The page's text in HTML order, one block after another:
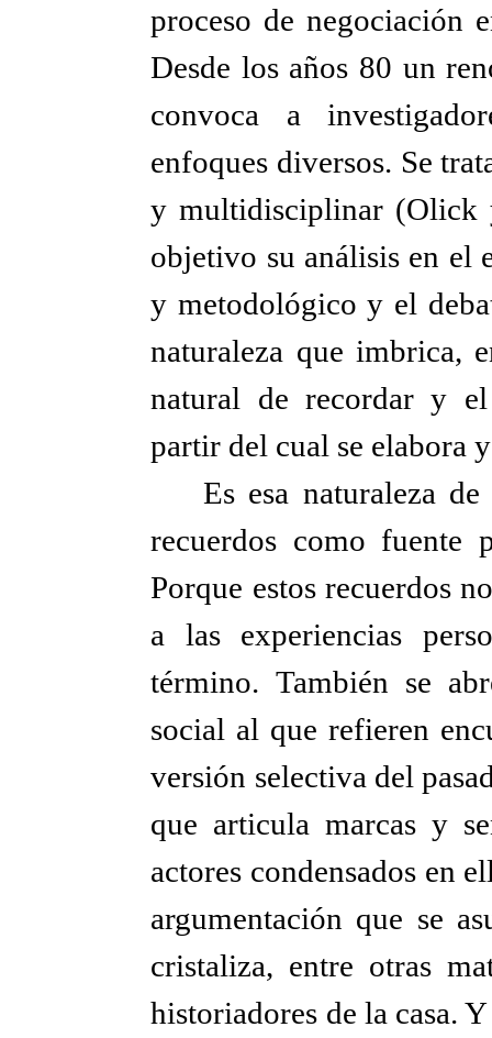
proceso de negociación
Desde los años 80 un
convoca a
enfoques diversos. Se
y multidisciplinar (Olick
objetivo su análisis en el
y metodológico y el
naturaleza que imbrica,
natural de recordar y
partir del cual se elabora
Es esa naturaleza
recuerdos como fuente
Porque estos recuerdos
a las experiencias
término. También se
social al que refieren
versión selectiva del
que articula marcas y
actores condensados en
argumentación que se
cristaliza, entre otras
historiadores de la casa.